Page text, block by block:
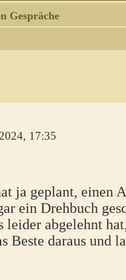
Gespräche
17:35
ja geplant, einen
ein Drehbuch
leider abgelehnt
Beste daraus und